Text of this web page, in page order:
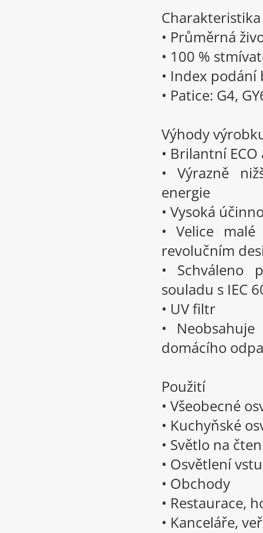
• Průměrná
• 100 %
• Index podání
• Patice: G4,
Výhody
• Brilantní
• Výrazně
energie
• Vysoká
• Velice
revolučním
• Schváleno
souladu s IEC
• UV filtr
•
domácího
Použití
• Všeobecné
• Kuchyňské
• Světlo na
• Osvětlení
• Obchody
• Restaurace,
• Kanceláře,